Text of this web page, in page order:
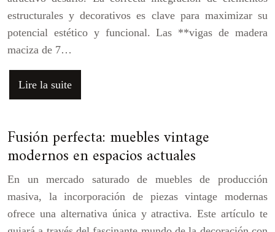
estructurales y decorativos es clave para maximizar su
potencial estético y funcional. Las **vigas de madera
maciza de 7…
Lire la suite
Fusión perfecta: muebles vintage
modernos en espacios actuales
En un mercado saturado de muebles de producción
masiva, la incorporación de piezas vintage modernas
ofrece una alternativa única y atractiva. Este artículo te